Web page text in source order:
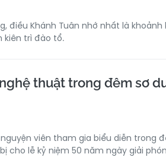
điều Khánh Tuân nhớ nhất là
kiên trì đào tổ.
thuật trong đêm sơ
viên tham gia biểu diễn trong
cho lễ kỷ niệm 50 năm ngày giải